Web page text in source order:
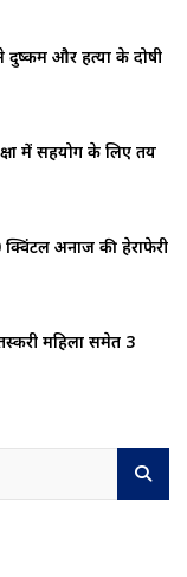
दुष्कर्म और हत्या के दोषी
में सहयोग के लिए तय
अनाज की हेराफेरी
महिला समेत 3